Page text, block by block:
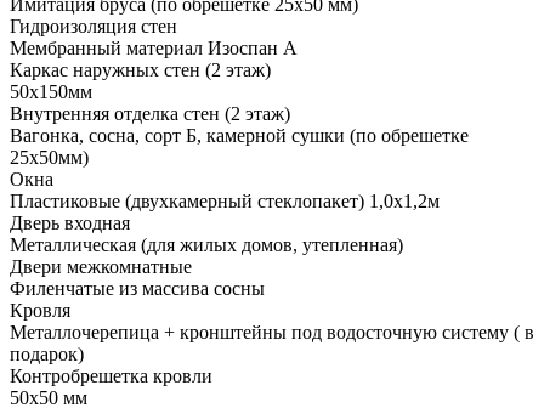
Гидроизоляция стен
Мембранный материал Изоспан А
Каркас наружных стен (2 этаж)
50х150мм
Внутренняя отделка стен (2 этаж)
Вагонка, сосна, сорт Б, камерной сушки (по обрешетке
25х50мм)
Окна
Пластиковые (двухкамерный стеклопакет) 1,0х1,2м
Дверь входная
Металлическая (для жилых домов, утепленная)
Двери межкомнатные
Филенчатые из массива сосны
Кровля
Металлочерепица + кронштейны под водосточную систему ( в
подарок)
Контробрешетка кровли
50х50 мм